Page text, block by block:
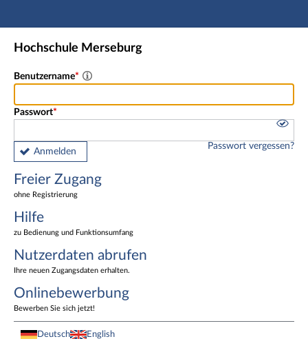
Hauptnavigation
Freier Zugang
Nutzerdaten abrufen
Fußzeile
Hochschule Merseburg
Benutzername
Passwort
Anmelden
Passwort vergessen?
Freier Zugang
ohne Registrierung
Hilfe
zu Bedienung und Funktionsumfang
Nutzerdaten abrufen
Ihre neuen Zugangsdaten erhalten.
Onlinebewerbung
Bewerben Sie sich jetzt!
Deutsch English